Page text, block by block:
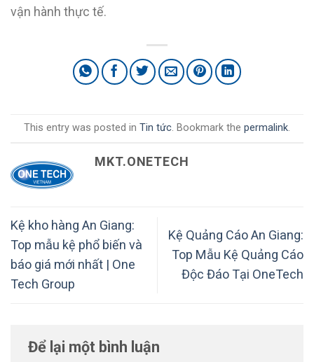
vận hành thực tế.
This entry was posted in Tin tức. Bookmark the permalink.
MKT.ONETECH
Kệ kho hàng An Giang:
Top mẫu kệ phổ biến và
báo giá mới nhất | One
Tech Group
Kệ Quảng Cáo An Giang:
Top Mẫu Kệ Quảng Cáo
Độc Đáo Tại OneTech
Để lại một bình luận